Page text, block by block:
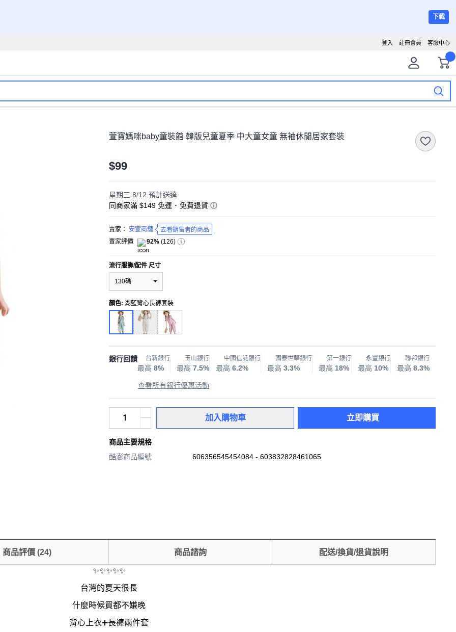
下載
客服中心
註冊會員
登入
萱寶媽咪baby童裝館 韓版兒童夏季 中大童女童 無袖休閒居家套裝
$99
星期三 8/12 預計送達
同商家滿 $149 免運 ･ 免費退貨
賣家： 安宣商舖
去看銷售者的商品
賣家評價
92% (126)
流行服飾/配件 尺寸
130碼
顏色: 湖藍背心長褲套裝
銀行回饋 台新銀行
最高 8%
玉山銀行
最高 7.5%
中國信託銀行
最高 6.2%
國泰世華銀行
最高 3.3%
第一銀行
最高 18%
永豐銀行
最高 10%
聯邦銀行
最高 8.3%
查看所有銀行優惠活動
加入購物車 立即購買
商品主要規格
酷澎商品編號
606356545454084 - 603832828461065
商品評價 (24) 商品諮詢 配送/換貨/退貨說明
✨✨✨✨✨
台灣的夏天很長
什麼時候買都不嫌晚
背心上衣➕長褲兩件套